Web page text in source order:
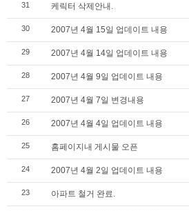
31 케릭터 삭제안내.
30 2007년 4월 15일 업데이트 내용
29 2007년 4월 14일 업데이트 내용
28 2007년 4월 9일 업데이트 내용
27 2007년 4월 7일 변경내용
26 2007년 4월 4일 업데이트 내용
25 홈페이지내 게시물 오픈
24 2007년 4월 2일 업데이트 내용
23 아파트 철거 완료.